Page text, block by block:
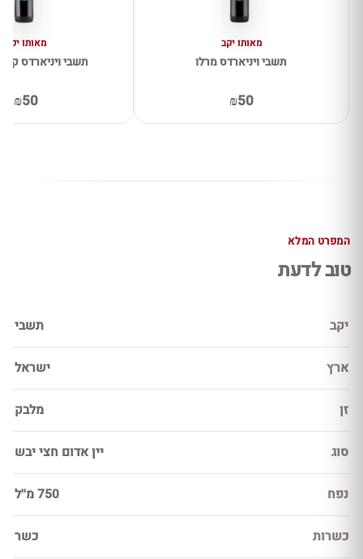
מאותו יקב
תשבי ויניארדס מרלו
₪50
מאותו יקב
תשבי ויניארדס
₪50
המפרט המלא
טוב לדעת
יקב תשבי
ארץ ישראל
זן מלבק
סוג יין אדום חצי יבש
נפח 750 מ''ל
כשרות כשר